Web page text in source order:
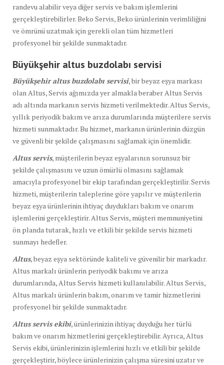
randevu alabilir veya diğer servis ve bakım işlemlerini
gerçekleştirebilirler. Beko Servis, Beko ürünlerinin verimliliğini
ve ömrünü uzatmak için gerekli olan tüm hizmetleri
profesyonel bir şekilde sunmaktadır.
Büyükşehir altus buzdolabı servisi
Büyükşehir altus buzdolabı servisi, bir beyaz eşya markası
olan Altus, Servis ağımızda yer almakla beraber Altus Servis
adı altında markanın servis hizmeti verilmektedir. Altus Servis,
yıllık periyodik bakım ve arıza durumlarında müşterilere servis
hizmeti sunmaktadır. Bu hizmet, markanın ürünlerinin düzgün
ve güvenli bir şekilde çalışmasını sağlamak için önemlidir.
Altus servis, müşterilerin beyaz eşyalarının sorunsuz bir
şekilde çalışmasını ve uzun ömürlü olmasını sağlamak
amacıyla profesyonel bir ekip tarafından gerçekleştirilir. Servis
hizmeti, müşterilerin taleplerine göre yapılır ve müşterilerin
beyaz eşya ürünlerinin ihtiyaç duydukları bakım ve onarım
işlemlerini gerçekleştirir. Altus Servis, müşteri memnuniyetini
ön planda tutarak, hızlı ve etkili bir şekilde servis hizmeti
sunmayı hedefler.
Altus, beyaz eşya sektöründe kaliteli ve güvenilir bir markadır.
Altus markalı ürünlerin periyodik bakımı ve arıza
durumlarında, Altus Servis hizmeti kullanılabilir. Altus Servis,
Altus markalı ürünlerin bakım, onarım ve tamir hizmetlerini
profesyonel bir şekilde sunmaktadır.
Altus servis ekibi, ürünlerinizin ihtiyaç duyduğu her türlü
bakım ve onarım hizmetlerini gerçekleştirebilir. Ayrıca, Altus
Servis ekibi, ürünlerinizin işlemlerini hızlı ve etkili bir şekilde
gerçekleştirir, böylece ürünlerinizin çalışma süresini uzatır ve